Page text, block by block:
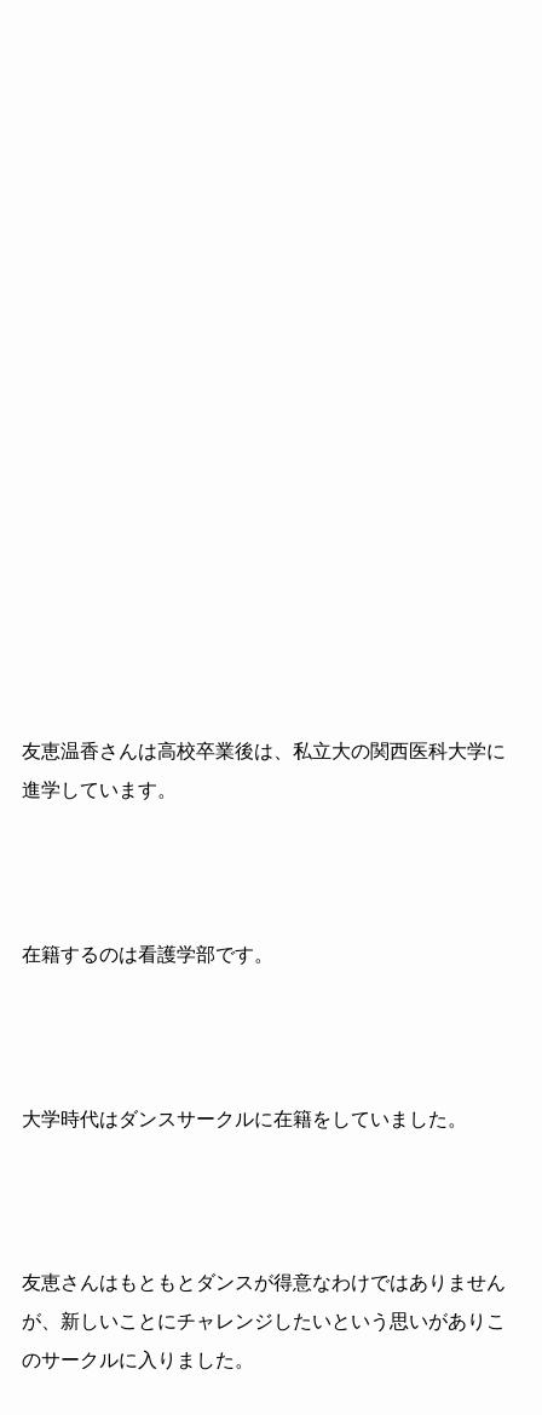
友恵温香さんは高校卒業後は、私立大の関西医科大学に
進学しています。
在籍するのは看護学部です。
大学時代はダンスサークルに在籍をしていました。
友恵さんはもともとダンスが得意なわけではありません
が、新しいことにチャレンジしたいという思いがありこ
のサークルに入りました。